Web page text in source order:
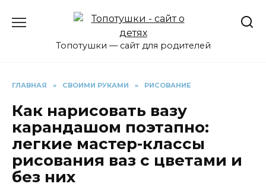
Топотушки — сайт для родителей
ГЛАВНАЯ » СВОИМИ РУКАМИ » РИСОВАНИЕ
Как нарисовать вазу
карандашом поэтапно:
легкие мастер-классы
рисования ваз с цветами и
без них